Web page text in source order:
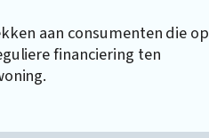
aan consumenten die op
financiering ten